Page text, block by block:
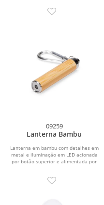
09259
Lanterna Bambu
Lanterna em bambu com detalhes em
metal e iluminação em LED acionada
por botão superior e alimentada por